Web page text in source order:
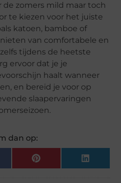
de zomers mild maar toch
te kiezen voor het juiste
katoen, bamboe of
van comfortabele en
tijdens de heetste
ervoor dat je je
haalt wanneer
en bereid je voor op
slaapervaringen
dan op:
Pinterest LinkedIn